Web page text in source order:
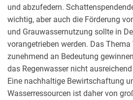
und abzufedern.
wichtig, aber auch die Förderung
und Grauwassernutzung sollte in
vorangetrieben werden. Das Thema
zunehmend an Bedeutung
das Regenwasser nicht
Eine nachhaltige Bewirtschaftung
Wasserressourcen ist daher von